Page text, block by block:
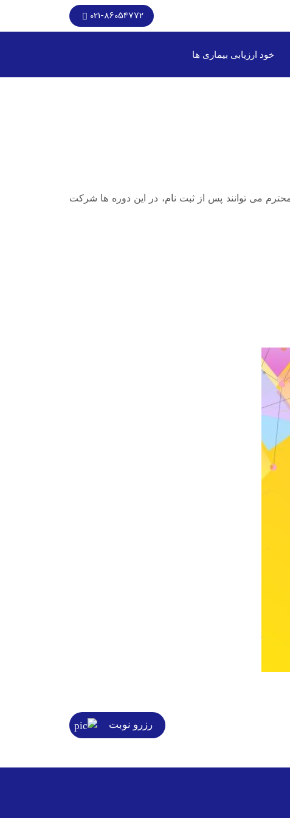
021-86054772
خود ارزیابی بیماری ها
می توانند پس از ثبت نام، در این دوره ها شرکت
رزرو نوبت